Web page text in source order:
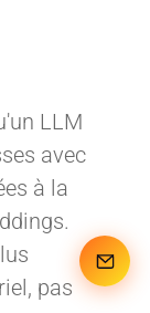
LLM
avec
à la
pas